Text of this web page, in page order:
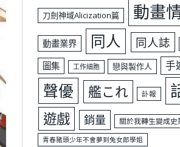
刀劍神域Alicization篇 動畫
動畫業界 同人 同人誌
圖集 工作細胞 戀與製作人 手
聲優 艦これ 訃報
遊戲 銷量 關於我轉生變成
青春豬頭少年不會夢到兔女郎學姐